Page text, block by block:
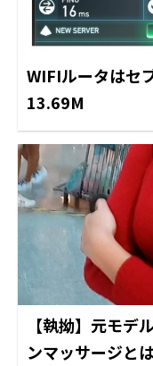
WIFIルータはセ
13.69M
【執拗】元モデ
ンマッサージと